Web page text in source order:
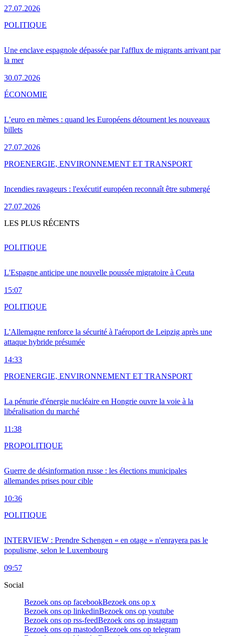
27.07.2026
Une enclave espagnole dépassée par l'afflux de migrants arrivant par
la mer
30.07.2026
POLITIQUE
L’euro en mèmes : quand les Européens détournent les nouveaux
billets
27.07.2026
ÉCONOMIE
Incendies ravageurs : l'exécutif européen reconnaît être submergé
27.07.2026
PROENERGIE, ENVIRONNEMENT ET TRANSPORT
LES PLUS RÉCENTS
L'Espagne anticipe une nouvelle poussée migratoire à Ceuta
15:07
POLITIQUE
L'Allemagne renforce la sécurité à l'aéroport de Leipzig après une
attaque hybride présumée
14:33
POLITIQUE
La pénurie d'énergie nucléaire en Hongrie ouvre la voie à la
libéralisation du marché
11:38
PROENERGIE, ENVIRONNEMENT ET TRANSPORT
Guerre de désinformation russe : les élections municipales
allemandes prises pour cible
10:36
PROPOLITIQUE
INTERVIEW : Prendre Schengen « en otage » n'enrayera pas le
populisme, selon le Luxembourg
09:57
POLITIQUE
Social
Bezoek ons op facebookBezoek ons op x
Bezoek ons op linkedinBezoek ons op youtube
Bezoek ons op rss-feedBezoek ons op instagram
Bezoek ons op mastodonBezoek ons op telegram